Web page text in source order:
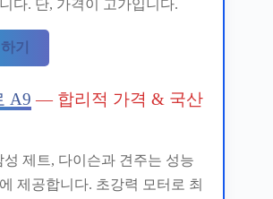
다. 단, 가격이 고가입니다.
기
A9 — 합리적 가격 & 국산
제트, 다이슨과 견주는 성능
제공합니다. 초강력 모터로 최